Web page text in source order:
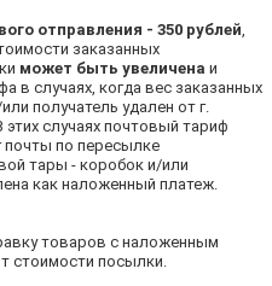
отправления - 350 рублей
заказанных
может быть увеличена и
в случаях, когда вес заказанных
получатель удален от г.
этих случаях почтовый тариф
почты по пересылке
тары - коробок и/или
как наложенный платеж.
товаров с наложенным
стоимости посылки.